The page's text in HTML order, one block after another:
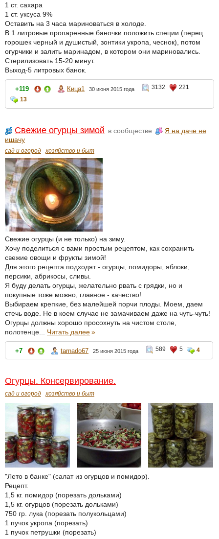
1 ст. сахара
1 ст. уксуса 9%
Оставить на 3 часа мариноваться в холоде.
В 1 литровые пропаренные баночки положить специи (перец
горошек черный и душистый, зонтики укропа, чеснок), потом
огурчики и залить маринадом, в котором они мариновались.
Стерилизовать 15-20 минут.
Выход-5 литровых банок.
+119 Кица1 30 июня 2015 года 3132
221
13
Свежие огурцы зимой в сообществе
Я на даче не
ишачу
сад и огород хозяйство и быт
Свежие огурцы (и не только) на зиму.
Хочу поделиться с вами простым рецептом, как сохранить
свежие овощи и фрукты зимой!
Для этого рецепта подходят - огурцы, помидоры, яблоки,
персики, абрикосы, сливы.
Я буду делать огурцы, желательно рвать с грядки, но и
покупные тоже можно, главное - качество!
Выбираем крепкие, без малейшей порчи плоды. Моем, даем
стечь воде. Не в коем случае не замачиваем даже на чуть-чуть!
Огурцы должны хорошо просохнуть на чистом столе,
полотенце... Читать далее»
+7 tarnado67 25 июня 2015 года 589 5 4
Огурцы. Консервирование.
сад и огород хозяйство и быт
"Лето в банке" (салат из огурцов и помидор).
Рецепт.
1,5 кг. помидор (порезать дольками)
1,5 кг. огурцов (порезать дольками)
750 гр. лука (порезать полукольцами)
1 пучок укропа (порезать)
1 пучок петрушки (порезать)